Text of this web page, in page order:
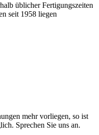
üblicher Fertigungszeiten
seit 1958 liegen
mehr vorliegen, so ist
Sprechen Sie uns an.